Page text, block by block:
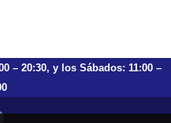
– 20:30, y los Sábados: 11:00 –